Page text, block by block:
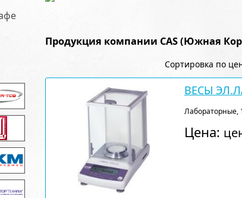
Продукция компании CAS (Южная
Сортировка по
ВЕСЫ
Лабораторные,
Цена: